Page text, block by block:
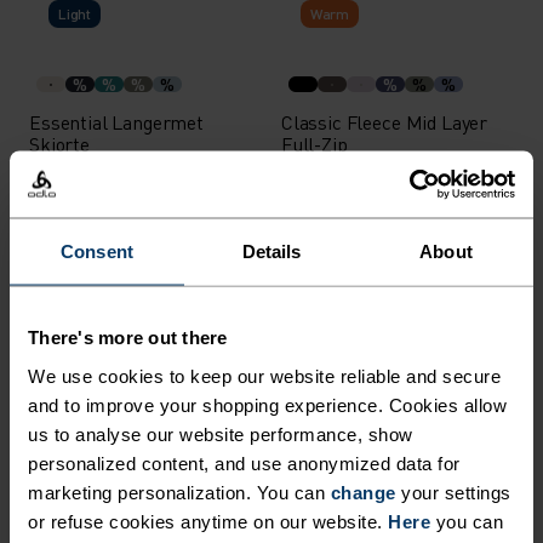
Consent Details About
There's more out there
We use cookies to keep our website reliable and secure
and to improve your shopping experience. Cookies allow
us to analyse our website performance, show
personalized content, and use anonymized data for
marketing personalization. You can change your settings
or refuse cookies anytime on our website. Here you can
Light
% % % %
Essential Langermet
Skjorte
1 099,00 kr
Warm
% % %
Classic Fleece Mid Layer
Full-Zip
% %
Isolasjonsjakke
3 299,00 kr
Sommersalg
% %
1 329,30 kr1 899,00 kr
Sommersalg
% % % % % % %
Ascent Natural Poloskjorte
% % % %
Cotton Blend There's More